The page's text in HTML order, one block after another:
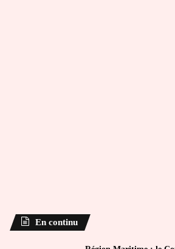
En continu